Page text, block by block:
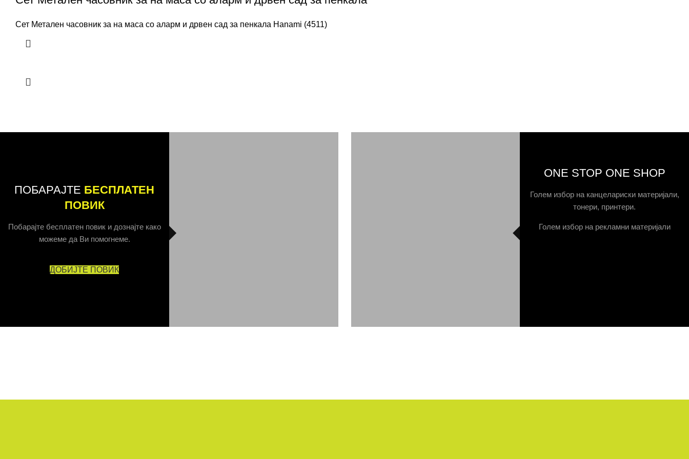
Сет Метален часовник за на маса со аларм и дрвен сад за пенкала Hanami (4511)
ПОБАРАЈТЕ БЕСПЛАТЕН
ПОВИК
Побарајте бесплатен повик и дознајте како
можеме да Ви помогнеме.
ДОБИЈТЕ ПОВИК
ONE STOP ONE SHOP
Голем избор на канцелариски материјали,
тонери, принтери.
Голем избор на рекламни материјали